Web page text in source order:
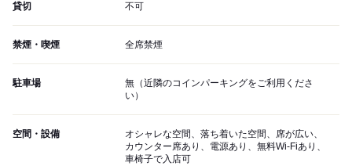
貸切 不可
禁煙・喫煙 全席禁煙
駐車場
無（近隣のコインパーキングをご利用くださ
い）
空間・設備
オシャレな空間、落ち着いた空間、席が広い、
カウンター席あり、電源あり、無料Wi-Fiあり、
車椅子で入店可